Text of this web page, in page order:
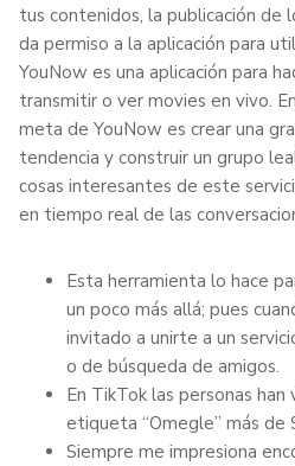
tus contenidos, la publicación de
da permiso a la aplicación para
YouNow es una aplicación para
transmitir o ver movies en vivo.
meta de YouNow es crear una
tendencia y construir un grupo
cosas interesantes de este
en tiempo real de las
Esta herramienta lo hace
un poco más allá; pues
invitado a unirte a un
o de búsqueda de amigos.
En TikTok las personas
etiqueta “Omegle” más de
Siempre me impresiona